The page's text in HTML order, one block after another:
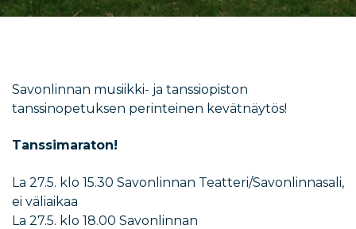
Savonlinnan musiikki- ja tanssiopiston
tanssinopetuksen perinteinen kevätnäytös!
Tanssimaraton!
La 27.5. klo 15.30 Savonlinnan Teatteri/Savonlinnasali,
ei väliaikaa
La 27.5. klo 18.00 Savonlinnan